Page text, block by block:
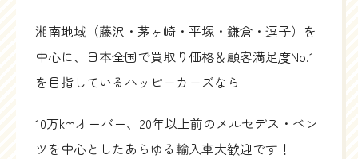
湘南地域（藤沢・茅ヶ崎・平塚・鎌倉・逗子）を
中心に、日本全国で買取り価格＆顧客満足度No.1
を目指しているハッピーカーズなら
10万kmオーバー、20年以上前のメルセデス・ベン
ツを中心としたあらゆる輸入車大歓迎です！